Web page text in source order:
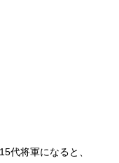
代将軍になると、